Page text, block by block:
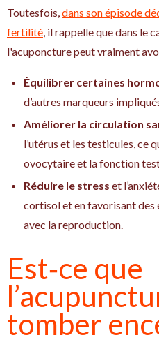
Toutesfois, dans son épisode
fertilité , il rappelle que dans le
l'acuponcture peut vraiment
Équilibrer certaines
d’autres marqueurs
Améliorer la circulation
l’utérus et les testicules, ce
ovocytaire et la fonction
Réduire le stress et
cortisol et en favorisant des
avec la reproduction.​
Est‑ce que
tomber